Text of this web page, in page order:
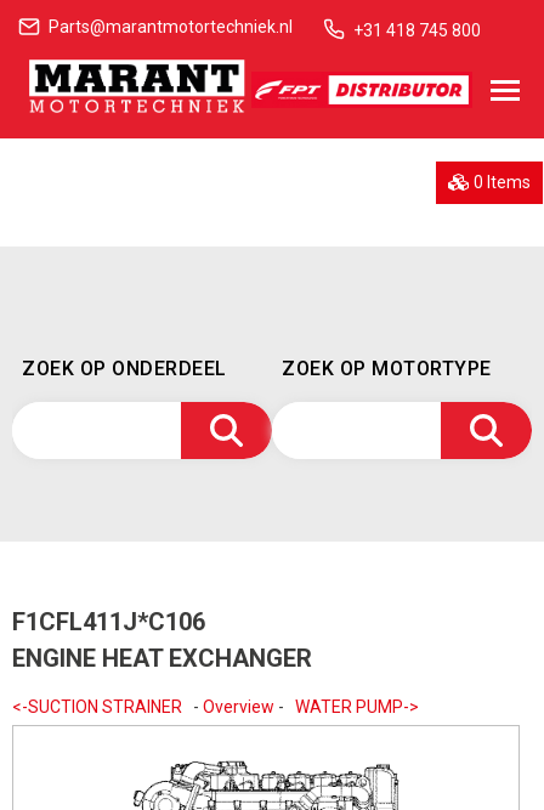
Parts@marantmotortechniek.nl +31 418 745 800
0 Items
ZOEK OP ONDERDEEL ZOEK OP MOTORTYPE
F1CFL411J*C106
ENGINE HEAT EXCHANGER
<-SUCTION STRAINER - Overview - WATER PUMP->